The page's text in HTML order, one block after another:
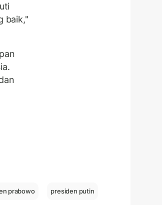
baik,"
prabowo presiden putin